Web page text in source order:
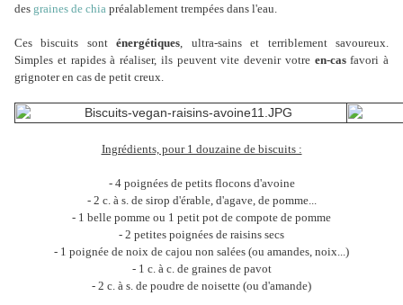
des graines de chia préalablement trempées dans l'eau.
Ces biscuits sonténergétiques, ultra-sains et terriblement savoureux.
Simples et rapides à réaliser, ils peuvent vite devenir votre en-casfavori à
grignoter en cas de petit creux.
Ingrédients, pour 1 douzaine de biscuits :
- 4 poignées de petits flocons d'avoine
- 2 c. à s. de sirop d'érable, d'agave, de pomme...
- 1 belle pomme ou 1 petit pot de compote de pomme
- 2 petites poignées de raisins secs
- 1 poignée de noix de cajou non salées (ou amandes, noix...)
- 1 c. à c. de graines de pavot
- 2 c. à s. de poudre de noisette (ou d'amande)